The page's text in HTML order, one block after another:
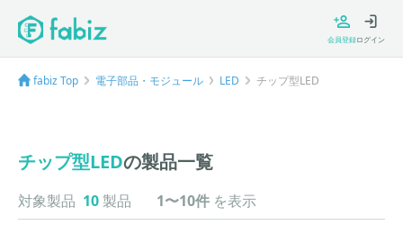
会員登録ログイン
fabiz Top 電子部品・モジュール LED チップ型LED
チップ型LEDの製品一覧
対象製品 10 製品 1〜10件 を表示